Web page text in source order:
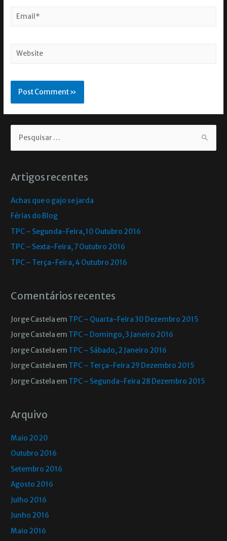
Artigos recentes
Achas que o gajo se jarda
Férias do Blog
TPC – Segunda-Feira, 10 Outubro 2016
TPC – Sexta-Feira, 7 Outubro 2016
TPC – Terça-Feira, 4 Outubro 2016
Comentários recentes
Jorge Castela em TPC – Quarta-Feira 30 Dezembro 2015
Jorge Castela em TPC – Domingo, 3 Janeiro 2016
Jorge Castela em TPC – Sábado, 2 Janeiro 2016
Jorge Castela em TPC – Terça-Feira 29 Dezembro 2015
Jorge Castela em TPC – Segunda-Feira 28 Dezembro 2015
Arquivo
Maio 2020
Outubro 2016
Setembro 2016
Agosto 2016
Julho 2016
Junho 2016
Maio 2016